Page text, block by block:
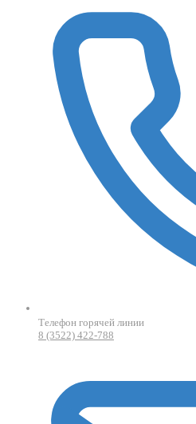
Телефон горячей линии
8 (3522) 422-788